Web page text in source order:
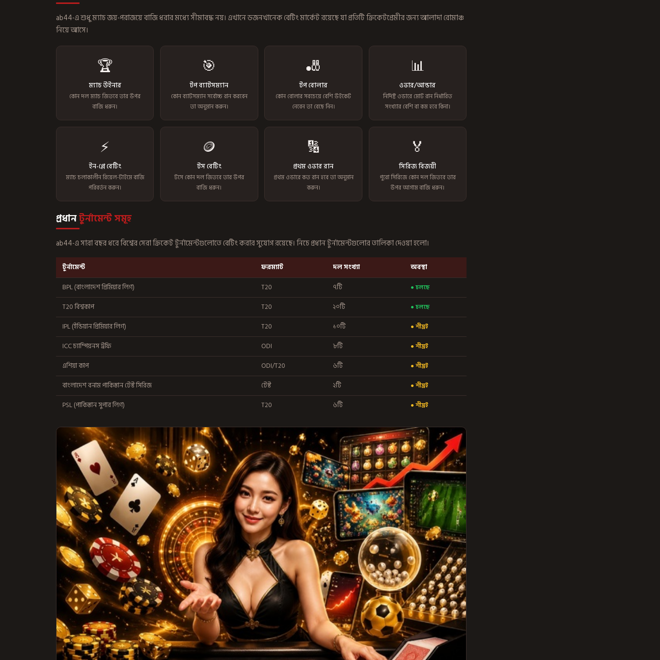
ab44-এ শুধু ম্যাচ জয়-পরাজয়ে বাজি ধরার মধ্যে সীমাবদ্ধ নয়। এখানে ডজনখানেক বেটিং মার্কেট রয়েছে যা প্রতিটি ক্রিকেটপ্রেমীর জন্য আলাদা রোমাঞ্চ
নিয়ে আসে।
🏆
ম্যাচ উইনার
কোন দল ম্যাচ জিতবে তার উপর
বাজি ধরুন।
🎯
টপ ব্যাটসম্যান
কোন ব্যাটসম্যান সর্বোচ্চ রান করবেন
তা অনুমান করুন।
🎳
টপ বোলার
কোন বোলার সবচেয়ে বেশি উইকেট
নেবেন তা বেছে নিন।
📊
ওভার/আন্ডার
নির্দিষ্ট ওভারে মোট রান নির্ধারিত
সংখ্যার বেশি বা কম হবে কিনা।
⚡
ইন-প্লে বেটিং
ম্যাচ চলাকালীন রিয়েল-টাইমে বাজি
পরিবর্তন করুন।
🪙
টস বেটিং
টসে কোন দল জিতবে তার উপর
বাজি ধরুন।
🔢
প্রথম ওভার রান
প্রথম ওভারে কত রান হবে তা অনুমান
করুন।
🏅
সিরিজ বিজয়ী
পুরো সিরিজে কোন দল জিতবে তার
উপর আগাম বাজি ধরুন।
প্রধানটুর্নামেন্ট সমূহ
ab44-এ সারা বছর ধরে বিশ্বের সেরা ক্রিকেট টুর্নামেন্টগুলোতে বেটিং করার সুযোগ রয়েছে। নিচে প্রধান টুর্নামেন্টগুলোর তালিকা দেওয়া হলো।
টুর্নামেন্ট ফরম্যাট দল সংখ্যা
অবস্থা
BPL (বাংলাদেশ প্রিমিয়ার লিগ)
T20 ৭টি ● চলছে
T20 বিশ্বকাপ T20 ২০টি ● চলছে
IPL (ইন্ডিয়ান প্রিমিয়ার লিগ) T20 ১০টি ● শীঘ্রই
ICC চ্যাম্পিয়নস ট্রফি ODI ৮টি ● শীঘ্রই
এশিয়া কাপ ODI/T20 ৬টি ● শীঘ্রই
বাংলাদেশ বনাম পাকিস্তান টেস্ট সিরিজ টেস্ট ২টি ● শীঘ্রই
PSL (পাকিস্তান সুপার লিগ) T20 ৬টি ● শীঘ্রই